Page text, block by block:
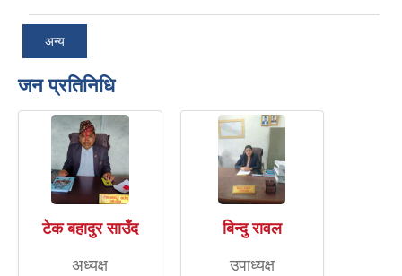
अन्य
जन प्रतिनिधि
टेक बहादुर साउँद
अध्यक्ष
बिन्दु रावल
उपाध्यक्ष